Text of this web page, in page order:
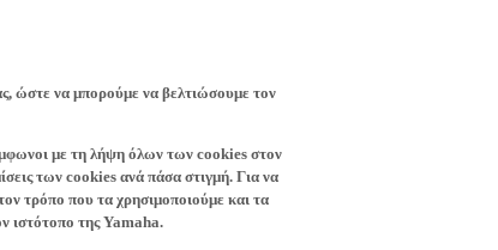
ώστε να μπορούμε να βελτιώσουμε τον
με τη λήψη όλων των cookies στον
των cookies ανά πάσα στιγμή. Για να
τρόπο που τα χρησιμοποιούμε και τα
ιστότοπο της Yamaha.